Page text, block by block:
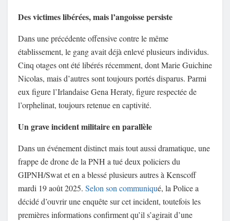
Des victimes libérées, mais l’angoisse persiste
Dans une précédente offensive contre le même
établissement, le gang avait déjà enlevé plusieurs individus.
Cinq otages ont été libérés récemment, dont Marie Guichine
Nicolas, mais d’autres sont toujours portés disparus. Parmi
eux figure l’Irlandaise Gena Heraty, figure respectée de
l’orphelinat, toujours retenue en captivité.
Un grave incident militaire en parallèle
Dans un événement distinct mais tout aussi dramatique, une
frappe de drone de la PNH a tué deux policiers du
GIPNH/Swat et en a blessé plusieurs autres à Kenscoff
mardi 19 août 2025. Selon son communiqué, la Police a
décidé d’ouvrir une enquête sur cet incident, toutefois les
premières informations confirment qu’il s’agirait d’une